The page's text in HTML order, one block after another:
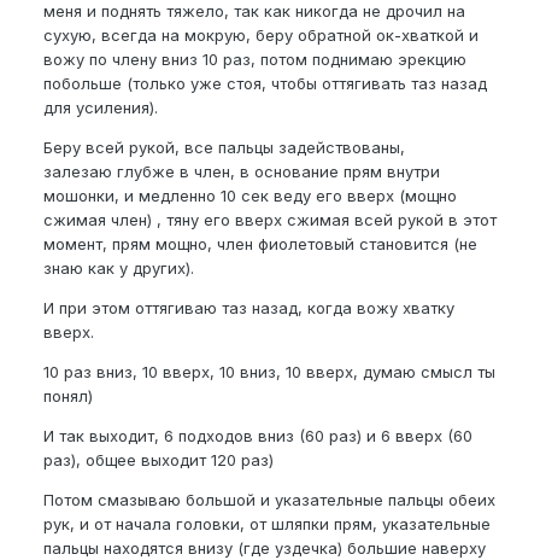
меня и поднять тяжело, так как никогда не дрочил на
сухую, всегда на мокрую, беру обратной ок-хваткой и
вожу по члену вниз 10 раз, потом поднимаю эрекцию
побольше (только уже стоя, чтобы оттягивать таз назад
для усиления).
Беру всей рукой, все пальцы задействованы,
залезаю глубже в член, в основание прям внутри
мошонки, и медленно 10 сек веду его вверх (мощно
сжимая член) , тяну его вверх сжимая всей рукой в этот
момент, прям мощно, член фиолетовый становится (не
знаю как у других).
И при этом оттягиваю таз назад, когда вожу хватку
вверх.
10 раз вниз, 10 вверх, 10 вниз, 10 вверх, думаю смысл ты
понял)
И так выходит, 6 подходов вниз (60 раз) и 6 вверх (60
раз), общее выходит 120 раз)
Потом смазываю большой и указательные пальцы обеих
рук, и от начала головки, от шляпки прям, указательные
пальцы находятся внизу (где уздечка) большие наверху